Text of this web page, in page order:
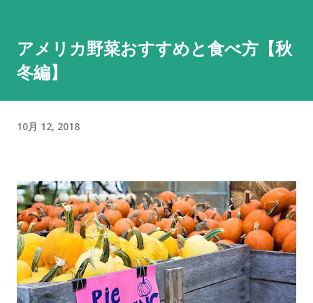
アメリカ野菜おすすめと食べ方【秋
冬編】
10月 12, 2018